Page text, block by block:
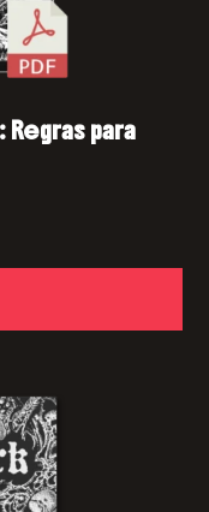
Regras para